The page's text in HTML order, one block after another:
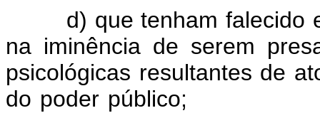
d) que tenham falecido
na iminência de serem
psicológicas resultantes de
do poder